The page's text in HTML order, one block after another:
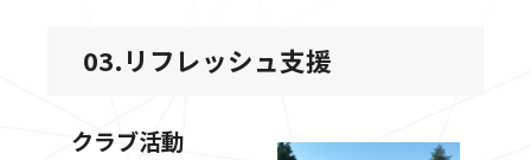
03.リフレッシュ支援
クラブ活動